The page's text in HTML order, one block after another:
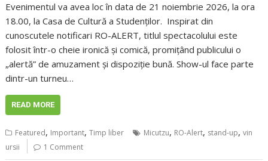
Evenimentul va avea loc în data de 21 noiembrie 2026, la ora
18.00, la Casa de Cultură a Studenților. Inspirat din
cunoscutele notificari RO-ALERT, titlul spectacolului este
folosit într-o cheie ironică și comică, promițând publicului o
„alertă” de amuzament și dispoziție bună. Show-ul face parte
dintr-un turneu…
READ MORE
Featured, Important,Timp liber Micutzu, RO-Alert, stand-up,vin
ursii
1 Comment